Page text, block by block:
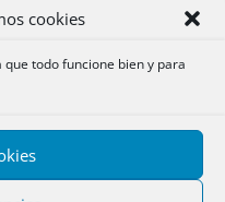
cookies
todo funcione bien y para